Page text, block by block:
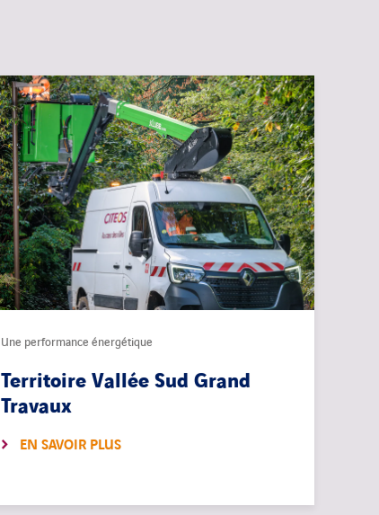
Une performance énergétique
Territoire Vallée Sud Grand
Travaux
EN SAVOIR PLUS